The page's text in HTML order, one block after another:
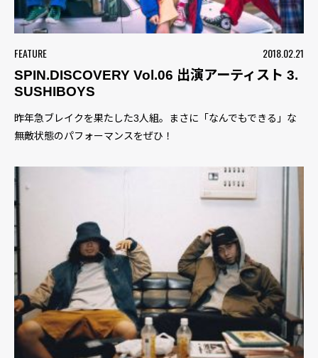
FEATURE
2018.02.21
SPIN.DISCOVERY Vol.06 出演アーティスト 3.
SUSHIBOYS
昨年急ブレイクを果たした3人組。まさに「なんでもできる」な
無敵状態のパフォーマンスをぜひ！